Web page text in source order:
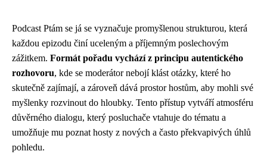
Podcast Ptám se já se vyznačuje promyšlenou strukturou, která
každou epizodu činí uceleným a příjemným poslechovým
zážitkem. Formát pořadu vychází z principu autentického
rozhovoru, kde se moderátor nebojí klást otázky, které ho
skutečně zajímají, a zároveň dává prostor hostům, aby mohli své
myšlenky rozvinout do hloubky. Tento přístup vytváří atmosféru
důvěrného dialogu, který posluchače vtahuje do tématu a
umožňuje mu poznat hosty z nových a často překvapivých úhlů
pohledu.